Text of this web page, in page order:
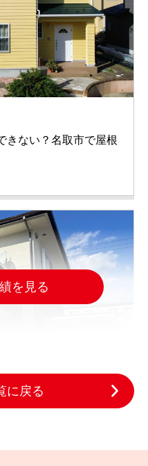
きない？名取市で屋根
を見る
に戻る